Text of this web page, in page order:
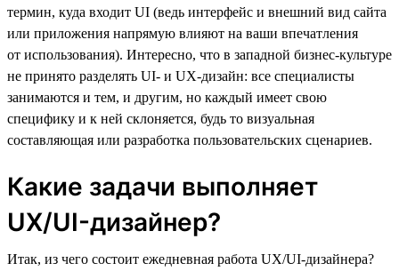
термин, куда входит UI (ведь интерфейс и внешний вид сайта
или приложения напрямую влияют на ваши впечатления
от использования). Интересно, что в западной бизнес-культуре
не принято разделять UI- и UX-дизайн: все специалисты
занимаются и тем, и другим, но каждый имеет свою
специфику и к ней склоняется, будь то визуальная
составляющая или разработка пользовательских сценариев.
Какие задачи выполняет
UX/UI-дизайнер?
Итак, из чего состоит ежедневная работа UX/UI-дизайнера?